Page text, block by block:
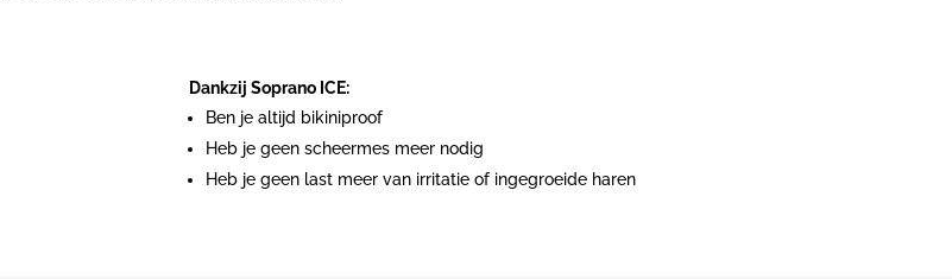
Dankzij Soprano ICE:
Ben je altijd bikiniproof
Heb je geen scheermes meer nodig
Heb je geen last meer van irritatie of ingegroeide haren